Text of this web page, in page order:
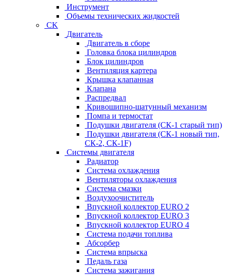
Инструмент
Объемы технических жидкостей
CK
Двигатель
Двигатель в сборе
Головка блока цилиндров
Блок цилиндров
Вентиляция картера
Крышка клапанная
Клапана
Распредвал
Кривошипно-шатунный механизм
Помпа и термостат
Подушки двигателя (СК-1 старый тип)
Подушки двигателя (СК-1 новый тип,
СК-2, СК-1F)
Системы двигателя
Радиатор
Система охлаждения
Вентиляторы охлаждения
Система смазки
Воздухоочиститель
Впускной коллектор EURO 2
Впускной коллектор EURO 3
Впускной коллектор EURO 4
Система подачи топлива
Абсорбер
Система впрыска
Педаль газа
Система зажигания